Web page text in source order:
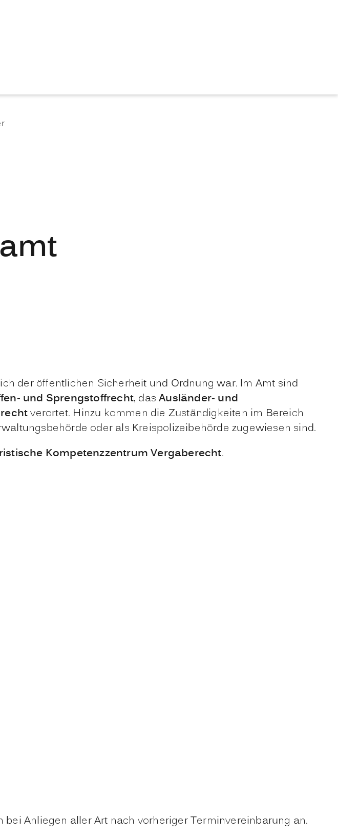
der öffentlichen Sicherheit und Ordnung war. Im Amt sind
und Sprengstoffrecht, dasAusländer- und
verortet. Hinzu kommen die Zuständigkeiten im Bereich
oder als Kreispolizeibehörde zugewiesen sind.
Kompetenzzentrum Vergaberecht.
Anliegen aller Art nach vorheriger Terminvereinbarung an.